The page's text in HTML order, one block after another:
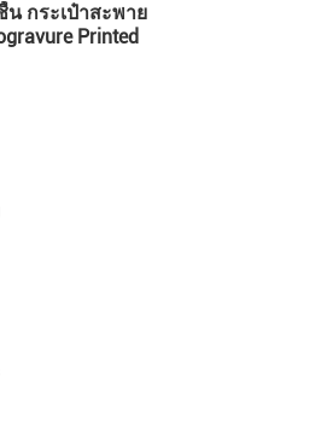
กระเป๋าสะพาย
Printed